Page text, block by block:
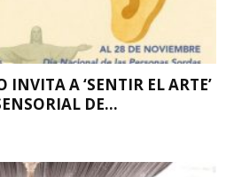
INVITA A ‘SENTIR EL ARTE’
DE...